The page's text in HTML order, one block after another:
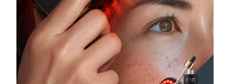
Turquía Entrega prevista 8/11/26
Emiratos Árabes
Unidos
Entrega prevista 8/11/26
Reino Unido Entrega prevista8/10/26